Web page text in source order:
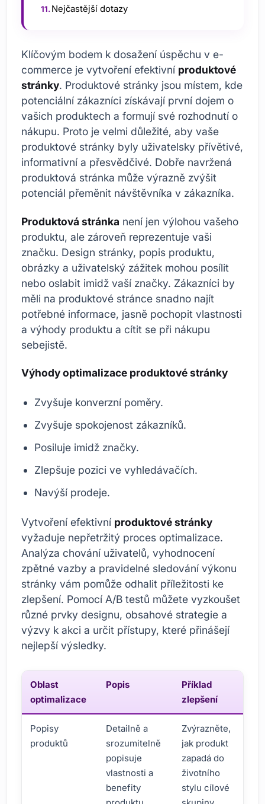
Nejčastější dotazy
Klíčovým bodem k dosažení úspěchu v e-
commerce je vytvoření efektivní produktové
stránky. Produktové stránky jsou místem, kde
potenciální zákazníci získávají první dojem o
vašich produktech a formují své rozhodnutí o
nákupu. Proto je velmi důležité, aby vaše
produktové stránky byly uživatelsky přívětivé,
informativní a přesvědčivé. Dobře navržená
produktová stránka může výrazně zvýšit
potenciál přeměnit návštěvníka v zákazníka.
Produktová stránka není jen výlohou vašeho
produktu, ale zároveň reprezentuje vaši
značku. Design stránky, popis produktu,
obrázky a uživatelský zážitek mohou posílit
nebo oslabit imidž vaší značky. Zákazníci by
měli na produktové stránce snadno najít
potřebné informace, jasně pochopit vlastnosti
a výhody produktu a cítit se při nákupu
sebejistě.
Výhody optimalizace produktové stránky
Zvyšuje konverzní poměry.
Zvyšuje spokojenost zákazníků.
Posiluje imidž značky.
Zlepšuje pozici ve vyhledávačích.
Navýší prodeje.
Vytvoření efektivní produktové stránky
vyžaduje nepřetržitý proces optimalizace.
Analýza chování uživatelů, vyhodnocení
zpětné vazby a pravidelné sledování výkonu
stránky vám pomůže odhalit příležitosti ke
zlepšení. Pomocí A/B testů můžete vyzkoušet
různé prvky designu, obsahové strategie a
výzvy k akci a určit přístupy, které přinášejí
nejlepší výsledky.
Oblast
optimalizace
Popis
Příklad
zlepšení
Popisy
produktů
Detailně a
srozumitelně
popisuje
vlastnosti a
benefity
Zvýrazněte,
jak produkt
zapadá do
životního
stylu cílové